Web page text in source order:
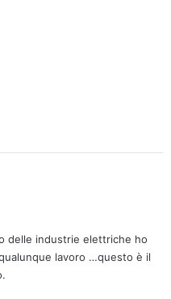
delle industrie elettriche ho
lavoro …questo è il